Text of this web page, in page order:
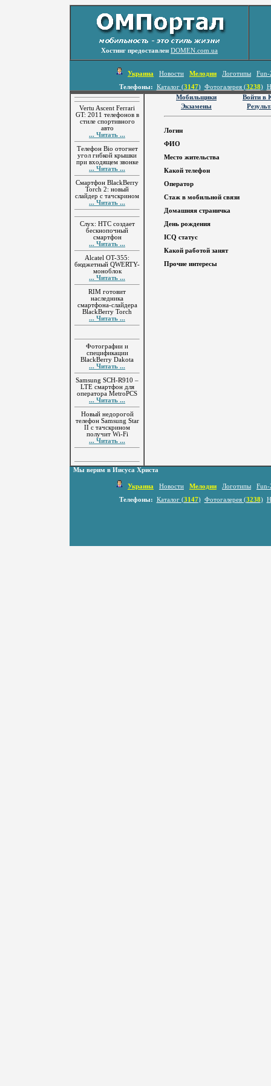
Хостинг предоставлен DOMEN.com.ua
Украина Новости Мелодии Логотипы
Fun-
Телефоны:
Каталог (3147) Фотогалерея (3238)
Vertu Ascent Ferrari
GT: 2011 телефонов в
стиле спортивного
авто
... Читать ...
Телефон Bio отогнет
угол гибкой крышки
при входящем звонке
... Читать ...
Смартфон BlackBerry
Torch 2: новый
слайдер с тачскрином
... Читать ...
Слух: HTC создает
бескнопочный
смартфон
... Читать ...
Alcatel OT-355:
бюджетный QWERTY-
моноблок
... Читать ...
RIM готовит
наследника
смартфона-слайдера
BlackBerry Torch
... Читать ...
Фотографии и
спецификации
BlackBerry Dakota
... Читать ...
Samsung SCH-R910 –
LTE смартфон для
оператора MetroPCS
... Читать ...
Новый недорогой
телефон Samsung Star
II с тачскрином
получит Wi-Fi
... Читать ...
Мобильщики
Войти в
Экзамены
Логин
ФИО
Место жительства
Какой телефон
Оператор
Стаж в мобильной связи
Домашняя страничка
День рождения
ICQ статус
Какой работой занят
Прочие интересы
Мы верим в Иисуса Христа
Украина Новости Мелодии Логотипы
Fun-
Телефоны:
Каталог (3147) Фотогалерея (3238)